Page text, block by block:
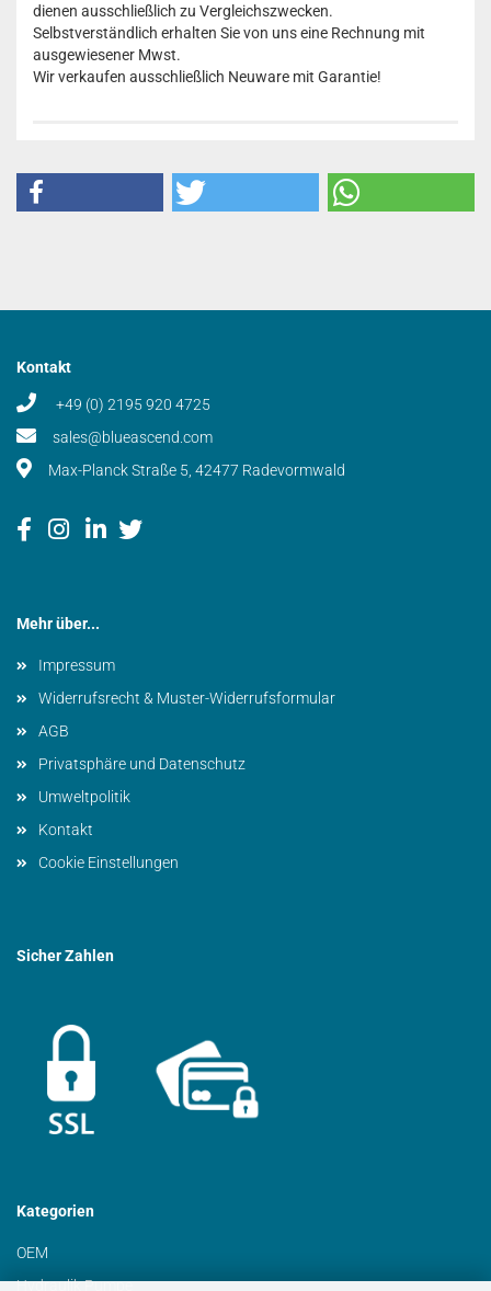
dienen ausschließlich zu Vergleichszwecken.
Selbstverständlich erhalten Sie von uns eine Rechnung mit
ausgewiesener Mwst.
Wir verkaufen ausschließlich Neuware mit Garantie!
Kontakt
+49 (0) 2195 920 4725
sales@blueascend.com
Max-Planck Straße 5, 42477 Radevormwald
Mehr über...
Impressum
Widerrufsrecht & Muster-Widerrufsformular
AGB
Privatsphäre und Datenschutz
Umweltpolitik
Kontakt
Cookie Einstellungen
Sicher Zahlen
Kategorien
OEM
Hydraulik Pumpe